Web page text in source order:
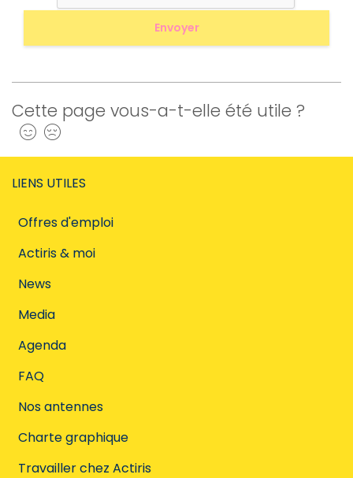
Cette page vous-a-t-elle été utile ?
Oui
LIENS UTILES
Offres d'emploi
Actiris & moi
News
Media
Agenda
FAQ
Nos antennes
Charte graphique
Travailler chez Actiris